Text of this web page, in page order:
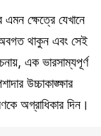
ক্ষেত্রে যেখানে
অবগত থাকুন এবং সেই
এক ভারসাম্যপূর্ণ
উচ্চাকাঙ্ক্ষার
অগ্রাধিকার দিন।